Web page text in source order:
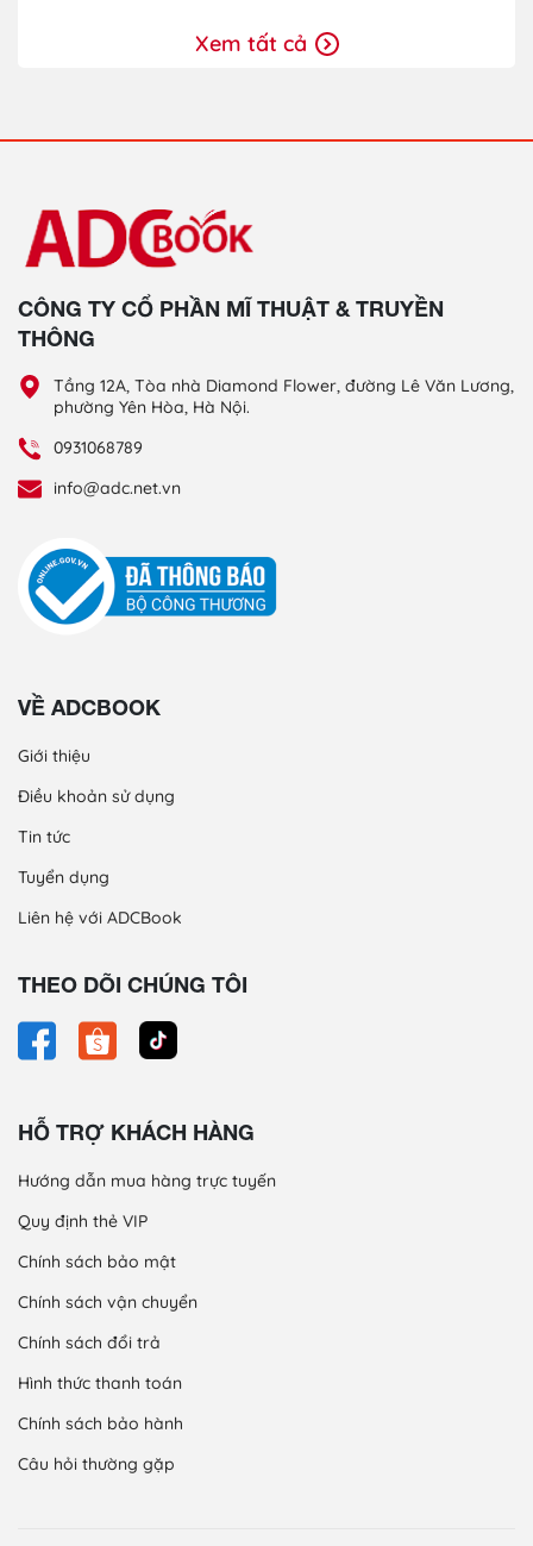
Xem tất cả
CÔNG TY CỔ PHẦN MĨ THUẬT & TRUYỀN
THÔNG
Tầng 12A, Tòa nhà Diamond Flower, đường Lê Văn Lương,
phường Yên Hòa, Hà Nội.
0931068789
info@adc.net.vn
VỀ ADCBOOK
Giới thiệu
Điều khoản sử dụng
Tin tức
Tuyển dụng
Liên hệ với ADCBook
THEO DÕI CHÚNG TÔI
HỖ TRỢ KHÁCH HÀNG
Hướng dẫn mua hàng trực tuyến
Quy định thẻ VIP
Chính sách bảo mật
Chính sách vận chuyển
Chính sách đổi trả
Hình thức thanh toán
Chính sách bảo hành
Câu hỏi thường gặp